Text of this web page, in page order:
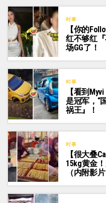
时事
【你的
红不够红
场GG了！
时事
【看到
是冠军，“
祸王』！
时事
【很大叠
15kg黄金
（内附影片